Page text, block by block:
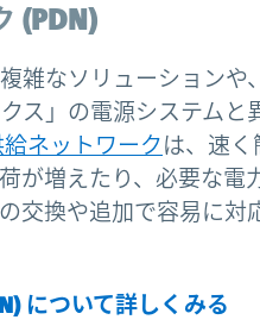
(PDN)
雑なソリューションや
ス」の電源システムと
ネットワークは、速く
が増えたり、必要な電
交換や追加で容易に対
について詳しくみる